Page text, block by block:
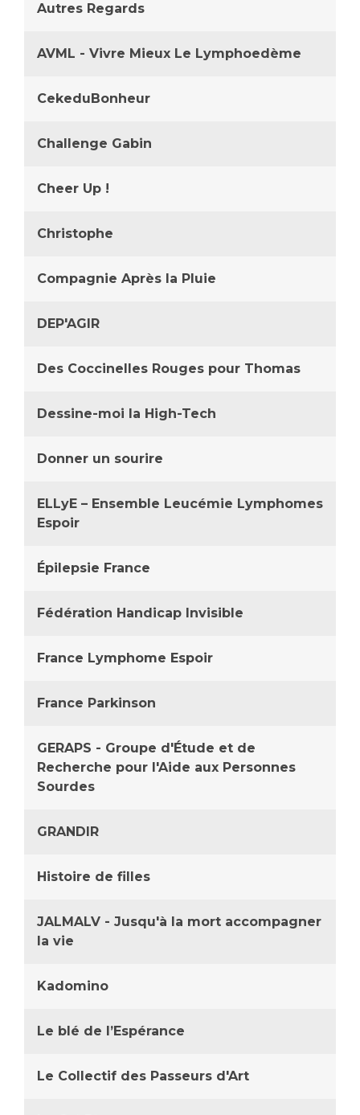
Autres Regards
AVML - Vivre Mieux Le Lymphoedème
CekeduBonheur
Challenge Gabin
Cheer Up !
Christophe
Compagnie Après la Pluie
DEP'AGIR
Des Coccinelles Rouges pour Thomas
Dessine-moi la High-Tech
Donner un sourire
ELLyE – Ensemble Leucémie Lymphomes
Espoir
Épilepsie France
Fédération Handicap Invisible
France Lymphome Espoir
France Parkinson
GERAPS - Groupe d'Étude et de
Recherche pour l'Aide aux Personnes
Sourdes
GRANDIR
Histoire de filles
JALMALV - Jusqu'à la mort accompagner
la vie
Kadomino
Le blé de l’Espérance
Le Collectif des Passeurs d'Art